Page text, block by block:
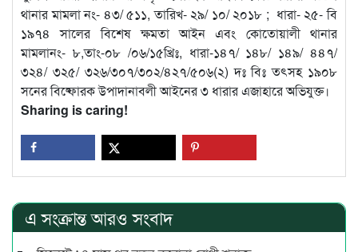
থানার মামলা নং- ৪৩/ ৫১১, তারিখ- ২৯/ ১০/ ২০১৮ ; ধারা- ২৫- বি
১৯৭৪ সালের বিশেষ ক্ষমতা আইন এবং কোতোয়ালী থানার
মামলানং- ৮,তাং-০৮ /০৬/১৫খ্রিঃ, ধারা-১৪৭/ ১৪৮/ ১৪৯/ ৪৪৭/
৩২৪/ ৩২৫/ ৩২৬/৩০৭/৩০২/৪২৭/৫০৬(২) দঃ বিঃ তৎসহ ১৯০৮
সনের বিষ্ফোরক উপাদানাবলী আইনের ৩ ধারার এজাহারে অভিযুক্ত।
Sharing is caring!
এ সংক্রান্ত আরও সংবাদ